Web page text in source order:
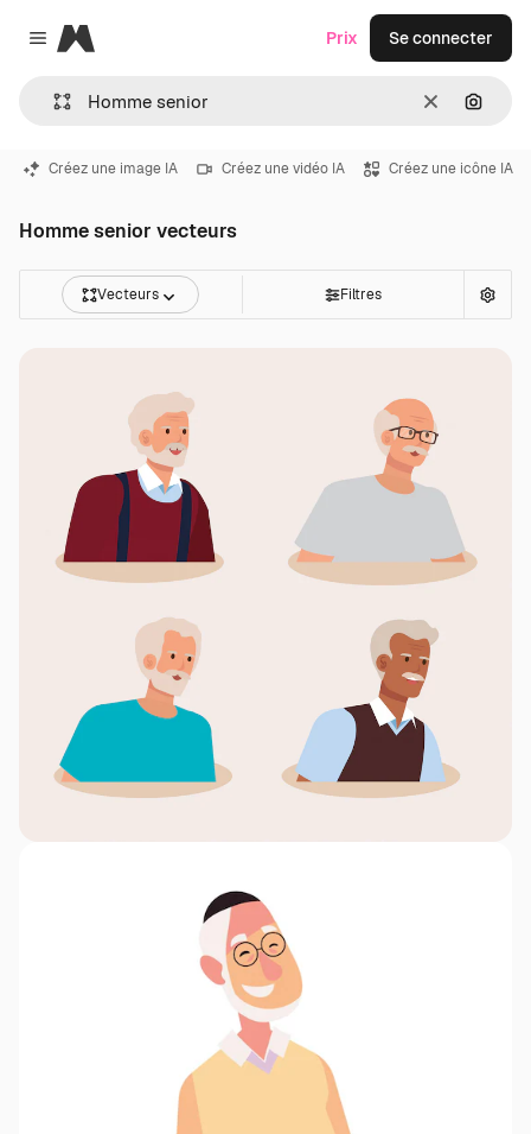
Close menu
Magnific
Effacer
Prix Se connecter
Créez une image IA Créez une vidéo IA Créez une icône IA
Homme senior vecteurs
Vecteurs Filtres